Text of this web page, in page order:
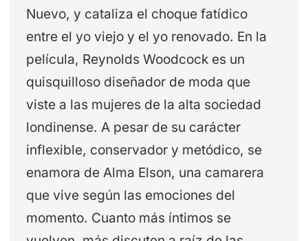
Nuevo, y cataliza el choque fatídico
entre el yo viejo y el yo renovado. En la
película, Reynolds Woodcock es un
quisquilloso diseñador de moda que
viste a las mujeres de la alta sociedad
londinense. A pesar de su carácter
inflexible, conservador y metódico, se
enamora de Alma Elson, una camarera
que vive según las emociones del
momento. Cuanto más íntimos se